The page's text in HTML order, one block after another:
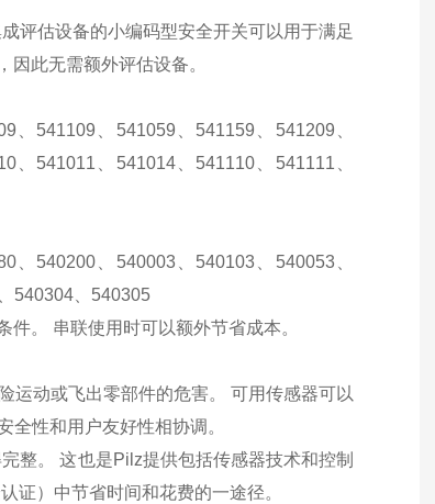
评估设备的小编码型安全开关可以用于满足
因此无需额外评估设备。
、541109、541059、541159、541209、
、541011、541014、541110、541111、
、540200、540003、540103、540053、
540304、540305
。 串联使用时可以额外节省成本。
运动或飞出零部件的危害。 可用传感器可以
性和用户友好性相协调。
整。 这也是Pilz提供包括传感器技术和控制
证）中节省时间和花费的一途径。